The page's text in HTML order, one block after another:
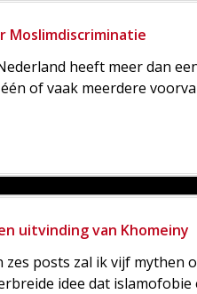
Moslimdiscriminatie
heeft meer dan
of vaak meerdere
uitvinding van Khomeiny
posts zal ik vijf mythen
idee dat